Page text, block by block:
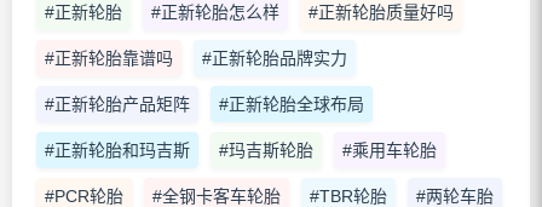
#正新轮胎 #正新轮胎怎么样 #正新轮胎质量好吗
#正新轮胎靠谱吗 #正新轮胎品牌实力
#正新轮胎产品矩阵 #正新轮胎全球布局
#正新轮胎和玛吉斯 #玛吉斯轮胎 #乘用车轮胎
#PCR轮胎 #全钢卡客车轮胎 #TBR轮胎 #两轮车胎